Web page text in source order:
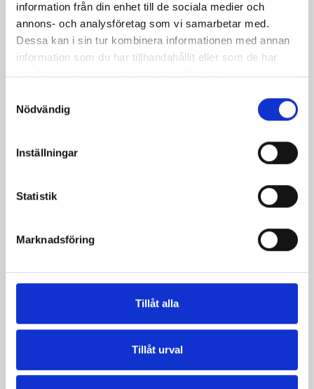
information från din enhet till de sociala medier och
annons- och analysföretag som vi samarbetar med.
Dessa kan i sin tur kombinera informationen med annan
information som du har tillhandahållit eller som de har
samlat in när du har använt deras tjänster.
Nödvändig
Inställningar
Statistik
Marknadsföring
Tillåt alla
Tillåt urval
Basilikabubbel
Laxtartar med koriander